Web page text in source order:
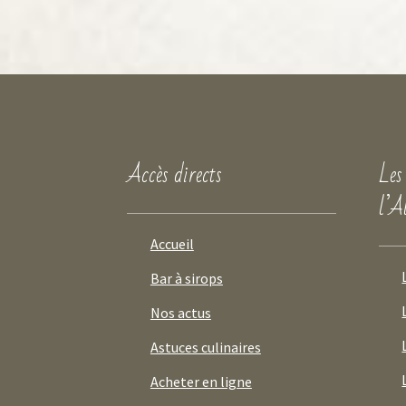
Accès directs
Accueil
Bar à sirops
Nos actus
Astuces culinaires
Acheter en ligne